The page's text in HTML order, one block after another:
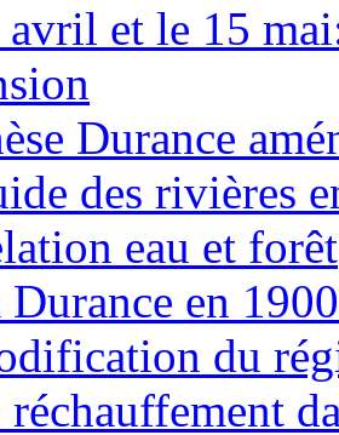
avril et le 15
Durance
des rivières
eau et forêt
Durance en 1900
du
réchauffement